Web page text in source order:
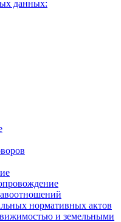
данных:
нормативных актов
и земельными